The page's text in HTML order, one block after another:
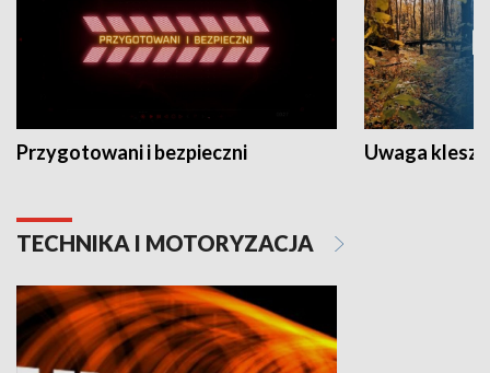
Przygotowani i bezpieczni Uwaga
TECHNIKA I MOTORYZACJA